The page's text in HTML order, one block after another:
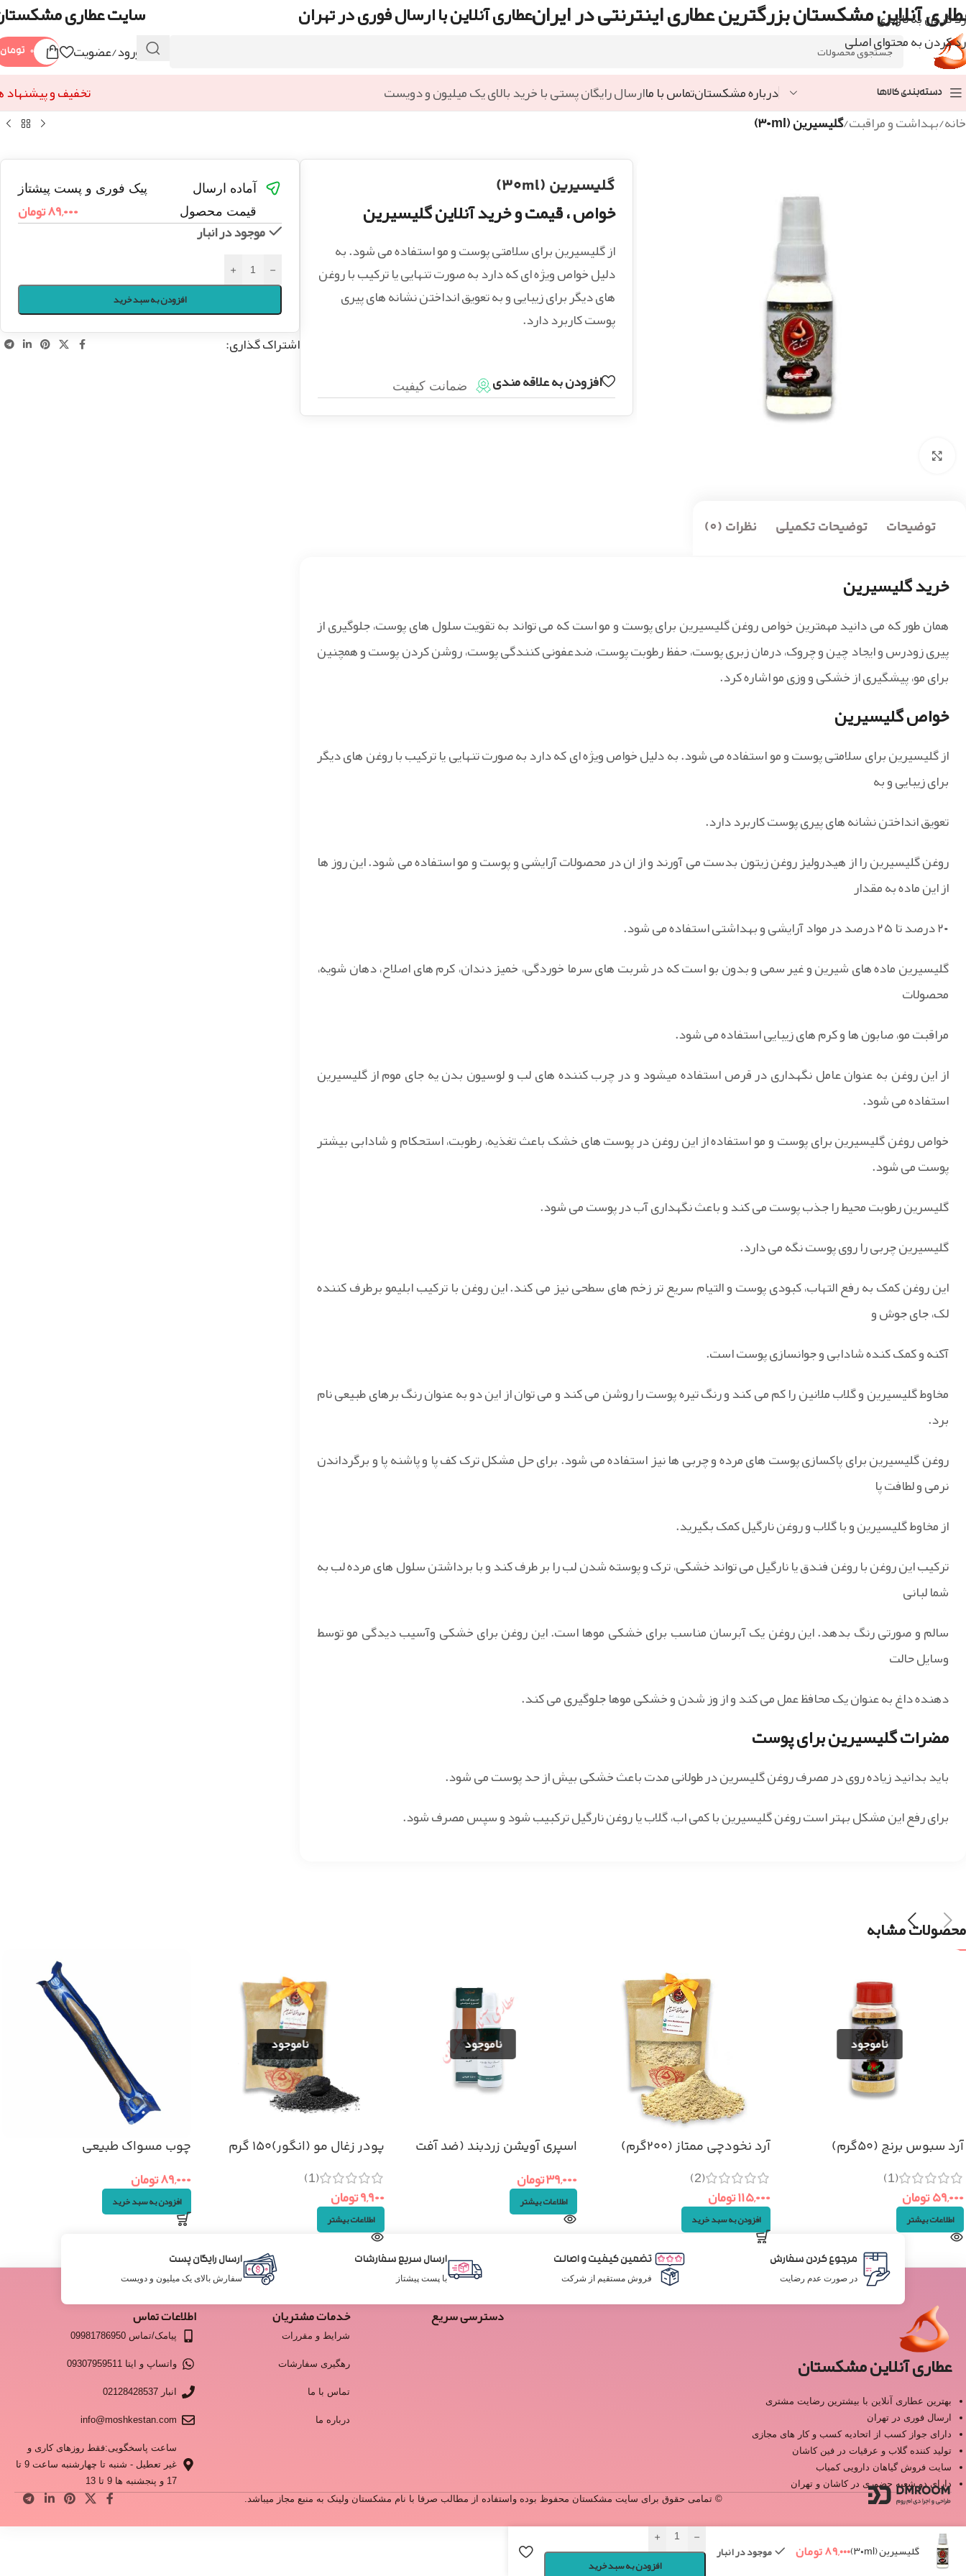
رد کردن به ناوبری
رد کردن به محتوای اصلی
آنلاین مشکستان بزرگترین عطاری اینترنتی در ایرانعطاری آنلاین با ارسال فوری در تهران سایت عطاری
ورود/عضویت ۰ تومان
دسته‌بندی کالاها درباره مشکستانتماس با ماارسال رایگان پستی با خرید بالای یک میلیون و دویست
تخفیف و پیشنهاد
خانه/بهداشت و مراقبت/گلیسیرین (۳۰ml)
گلیسیرین (۳۰ml)
خواص ، قیمت و خرید آنلاین گلیسیرین
از گلیسیرین برای سلامتی پوست و مو استفاده می شود. به
دلیل خواص ویژه ای که دارد به صورت تنهایی یا ترکیب با روغن
های دیگر برای زیبایی و به تعویق انداختن نشانه های پیری
پوست کاربرد دارد.
افزودن به علاقه مندی ضمانت کیفیت
توضیحات توضیحات تکمیلی نظرات (0)
خرید گلیسیرین
همان طور که می دانید مهمترین خواص روغن گلیسیرین برای پوست و مو است که می تواند به تقویت سلول های پوست، جلوگیری از
پیری زودرس و ایجاد چین و چروک، درمان زبری پوست، حفظ رطوبت پوست، ضدعفونی کنندگی پوست، روشن کردن پوست و همچنین
برای مو، پیشگیری از خشکی و وزی مو اشاره کرد.
خواص گلیسیرین
از گلیسیرین برای سلامتی پوست و مو استفاده می شود. به دلیل خواص ویژه ای که دارد به صورت تنهایی یا ترکیب با روغن های دیگر
برای زیبایی و به
تعویق انداختن نشانه های پیری پوست کاربرد دارد.
روغن گلیسیرین را از هیدرولیز روغن زیتون بدست می آورند و از ان در محصولات آرایشی و پوست و مو استفاده می شود. این روز ها
از این ماده به مقدار
۲۰ درصد تا ۲۵ درصد در مواد آرایشی و بهداشتی استفاده می شود.
گلیسیرین ماده های شیرین و غیر سمی و بدون بو است که در شربت های سرما خوردگی، خمیز دندان، کرم های اصلاح، دهان شویه،
محصولات
مراقبت مو، صابون ها و کرم های زیبایی استفاده می شود.
از این روغن به عنوان عامل نگهداری در قرص استفاده میشود و در چرب کننده های لب و لوسیون بدن یه جای موم از گلیسیرین
استفاده می شود.
خواص روغن گلیسیرین برای پوست و مو استفاده از این روغن در پوست های خشک باعث تغذیه، رطوبت، استحکام و شادابی بیشتر
پوست می شود.
گلیسرین رطوبت محیط را جذب پوست می کند و باعث نگهداری آب در پوست می شود.
گلیسیرین چربی را روی پوست نگه می دارد.
این روغن کمک به رفع التهاب، کبودی پوست و التیام سریع تر زخم های سطحی نیز می کند. این روغن با ترکیب ابلیمو برطرف کننده
لک، جای جوش و
آکنه و کمک کنده شادابی و جوانسازی پوست است.
مخاوط گلیسیرین و گلاب ملانین را کم می کند و رنگ تیره پوست را روشن می کند و می توان از این دو به عنوان رنگ برهای طبیعی نام
برد.
روغن گلیسیرین برای پاکسازی پوست های مرده و چربی ها نیز استفاده می شود. برای حل مشکل ترک کف پا و پاشنه پا و برگرداندن
نرمی و لطافت پا
از مخاوط گلیسیرین و با گلاب و روغن نارگیل کمک بگیرید.
ترکیب این روغن با روغن فندق یا نارگیل می تواند خشکی، ترک و پوسته شدن لب را بر طرف کند و با برداشتن سلول های مرده لب به
شما لبانی
سالم و صورتی رنگ بدهد. این روغن یک آبرسان مناسب برای خشکی موها است. این روغن برای خشکی وآسیب دیدگی مو توسط
وسایل حالت
دهنده داغ به عنوان یک محافظ عمل می کند و از وز شدن و خشکی موها جلوگیری می کند.
مضرات گلیسیرین برای پوست
باید بدانید زیاده روی در مصرف روغن گلیسرین در طولانی مدت باعث خشکی بیش از حد پوست می شود.
برای رفع این مشکل بهتر است روغن گلیسیرین با کمی اب، گلاب یا روغن نارگیل ترکبیب شود و سپس مصرف شود.
آماده ارسال
پیک فوری و پست پیشتاز
قیمت محصول
۸۹,۰۰۰تومان
موجود در انبار
-
+
افزودن به سبد خرید
اشتراک گذاری:
محصولات مشابه
آرد سبوس برنج (۵۰گرم)
(1)
۵۹,۰۰۰تومان
اطلاعات بیشتر
آرد نخودچی ممتاز (۲۰۰گرم)
(2)
۱۱۵,۰۰۰تومان
افزودن به سبد خرید
اسپری آویشن زردبند (ضد آفت
۳۹,۰۰۰تومان
اطلاعات بیشتر
پودر زغال مو (انگور)۱۵۰ گرم
(1)
۹,۹۰۰تومان
اطلاعات بیشتر
چوب مسواک طبیعی
۸۹,۰۰۰تومان
افزودن به سبد خرید
مرجوع کردن سفارش
در صورت عدم رضایت
تضمین کیفیت و اصالت
فروش مستقیم از شرکت
ارسال سریع سفارشات
با پست پیشتاز
ارسال رایگان پست
سفارش بالای یک میلیون و دویست
عطاری آنلاین مشکستان
بهترین عطاری آنلاین با بیشترین رضایت مشتری
ارسال فوری در تهران
دارای جواز کسب از اتحادیه کسب و کار های مجازی
تولید کننده گلاب و عرقیات در فین کاشان
سایت فروش گیاهان دارویی کمیاب
دارای دو شعبه حضوری در کاشان و تهران
دسترسی سریع خدمات مشتریان
شرایط و مقررات
رهگیری سفارشات
تماس با ما
درباره ما
اطلاعات تماس
پیامک/تماس 09981786950
واتساپ و ایتا 09307959511
انبار 02128428537
info@moshkestan.com
ساعت پاسخگویی:فقط روزهای کاری و
غیر تعطیل - شنبه تا چهارشنبه ساعت 9 تا
17 و پنجشنبه ها 9 تا 13
© تمامی حقوق برای سایت مشکستان محفوظ بوده واستفاده از مطالب صرفا با نام مشکستان ولینک به منبع مجاز میباشد.
گلیسیرین (۳۰ml) ۸۹,۰۰۰تومان موجود در انبار
-
+
افزودن به سبد خرید